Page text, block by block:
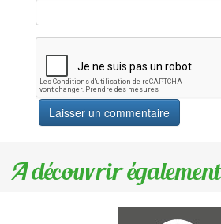
A découvrir également